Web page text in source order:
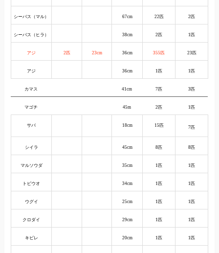
シーバス（マル） 67cm 22匹 2匹
シーバス（ヒラ） 38cm 2匹 1匹
アジ 2匹 23cm 36cm 355匹 23匹
アジ 36cm 1匹 1匹
カマス 41cm 7匹 3匹
マゴチ 45m 2匹 1匹
サバ 18cm 15匹 7匹
シイラ 45cm 8匹 8匹
マルソウダ 35cm 1匹 1匹
トビウオ 34cm 1匹 1匹
ウグイ 25cm 1匹 1匹
クロダイ 29cm 1匹 1匹
キビレ 20cm 1匹 1匹